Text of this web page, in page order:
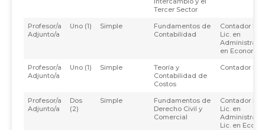
Tercer Sector
Profesor/a
Adjunto/a
Uno (1) Simple
Fundamentos de
Contabilidad
Contador
Lic. en
en Economía
Profesor/a
Adjunto/a
Uno (1) Simple
Teoría y
Contabilidad de
Costos
Contador
Profesor/a
Adjunto/a
Dos
(2)
Simple
Fundamentos de
Derecho Civil y
Comercial
Contador
Lic. en
Lic. en Eco-